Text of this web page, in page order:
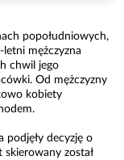
popołudniowych,
mężczyzna
chwil jego
Od mężczyzny
kobiety
podjęły decyzję o
został